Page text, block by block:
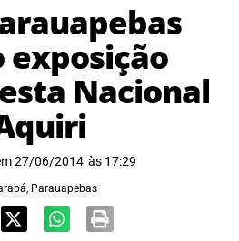
exposição
Nacional
27/06/2014 às 17:29
, Parauapebas